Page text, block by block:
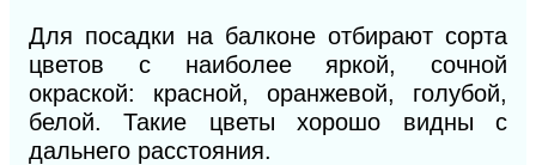
Для посадки на балконе отбирают сорта
цветов с наиболее яркой, сочной
окраской: красной, оранжевой, голубой,
белой. Такие цветы хорошо видны с
дальнего расстояния.